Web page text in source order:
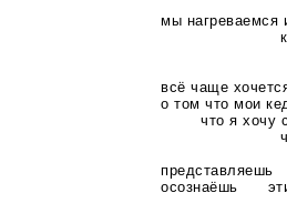
мы нагреваемся
как
как
как
всё чаще
о том что мои
что я хочу
что я никак
осознаёшь эти